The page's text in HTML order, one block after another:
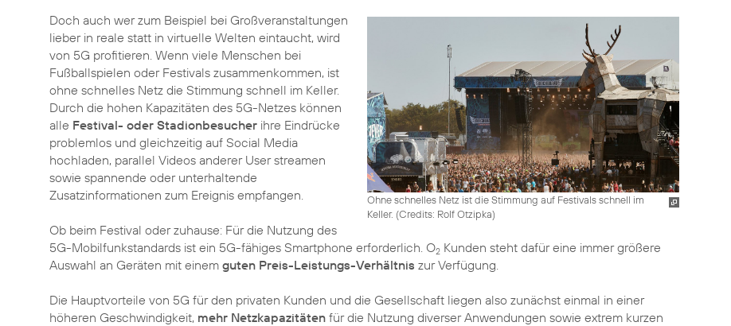
Ohne schnelles Netz ist die Stimmung auf Festivals schnell im
Keller. (Credits: Rolf Otzipka)
Doch auch wer zum Beispiel bei Großveranstaltungen
lieber in reale statt in virtuelle Welten eintaucht, wird
von 5G profitieren. Wenn viele Menschen bei
Fußballspielen oder Festivals zusammenkommen, ist
ohne schnelles Netz die Stimmung schnell im Keller.
Durch die hohen Kapazitäten des 5G-Netzes können
alle Festival- oder Stadionbesucher ihre Eindrücke
problemlos und gleichzeitig auf Social Media
hochladen, parallel Videos anderer User streamen
sowie spannende oder unterhaltende
Zusatzinformationen zum Ereignis empfangen.
Ob beim Festival oder zuhause: Für die Nutzung des
5G-Mobilfunkstandards ist ein 5G-fähiges Smartphone erforderlich. O2 Kunden steht dafür eine immer größere
Auswahl an Geräten mit einem guten Preis-Leistungs-Verhältnis zur Verfügung.
Die Hauptvorteile von 5G für den privaten Kunden und die Gesellschaft liegen also zunächst einmal in einer
höheren Geschwindigkeit, mehr Netzkapazitäten für die Nutzung diverser Anwendungen sowie extrem kurzen